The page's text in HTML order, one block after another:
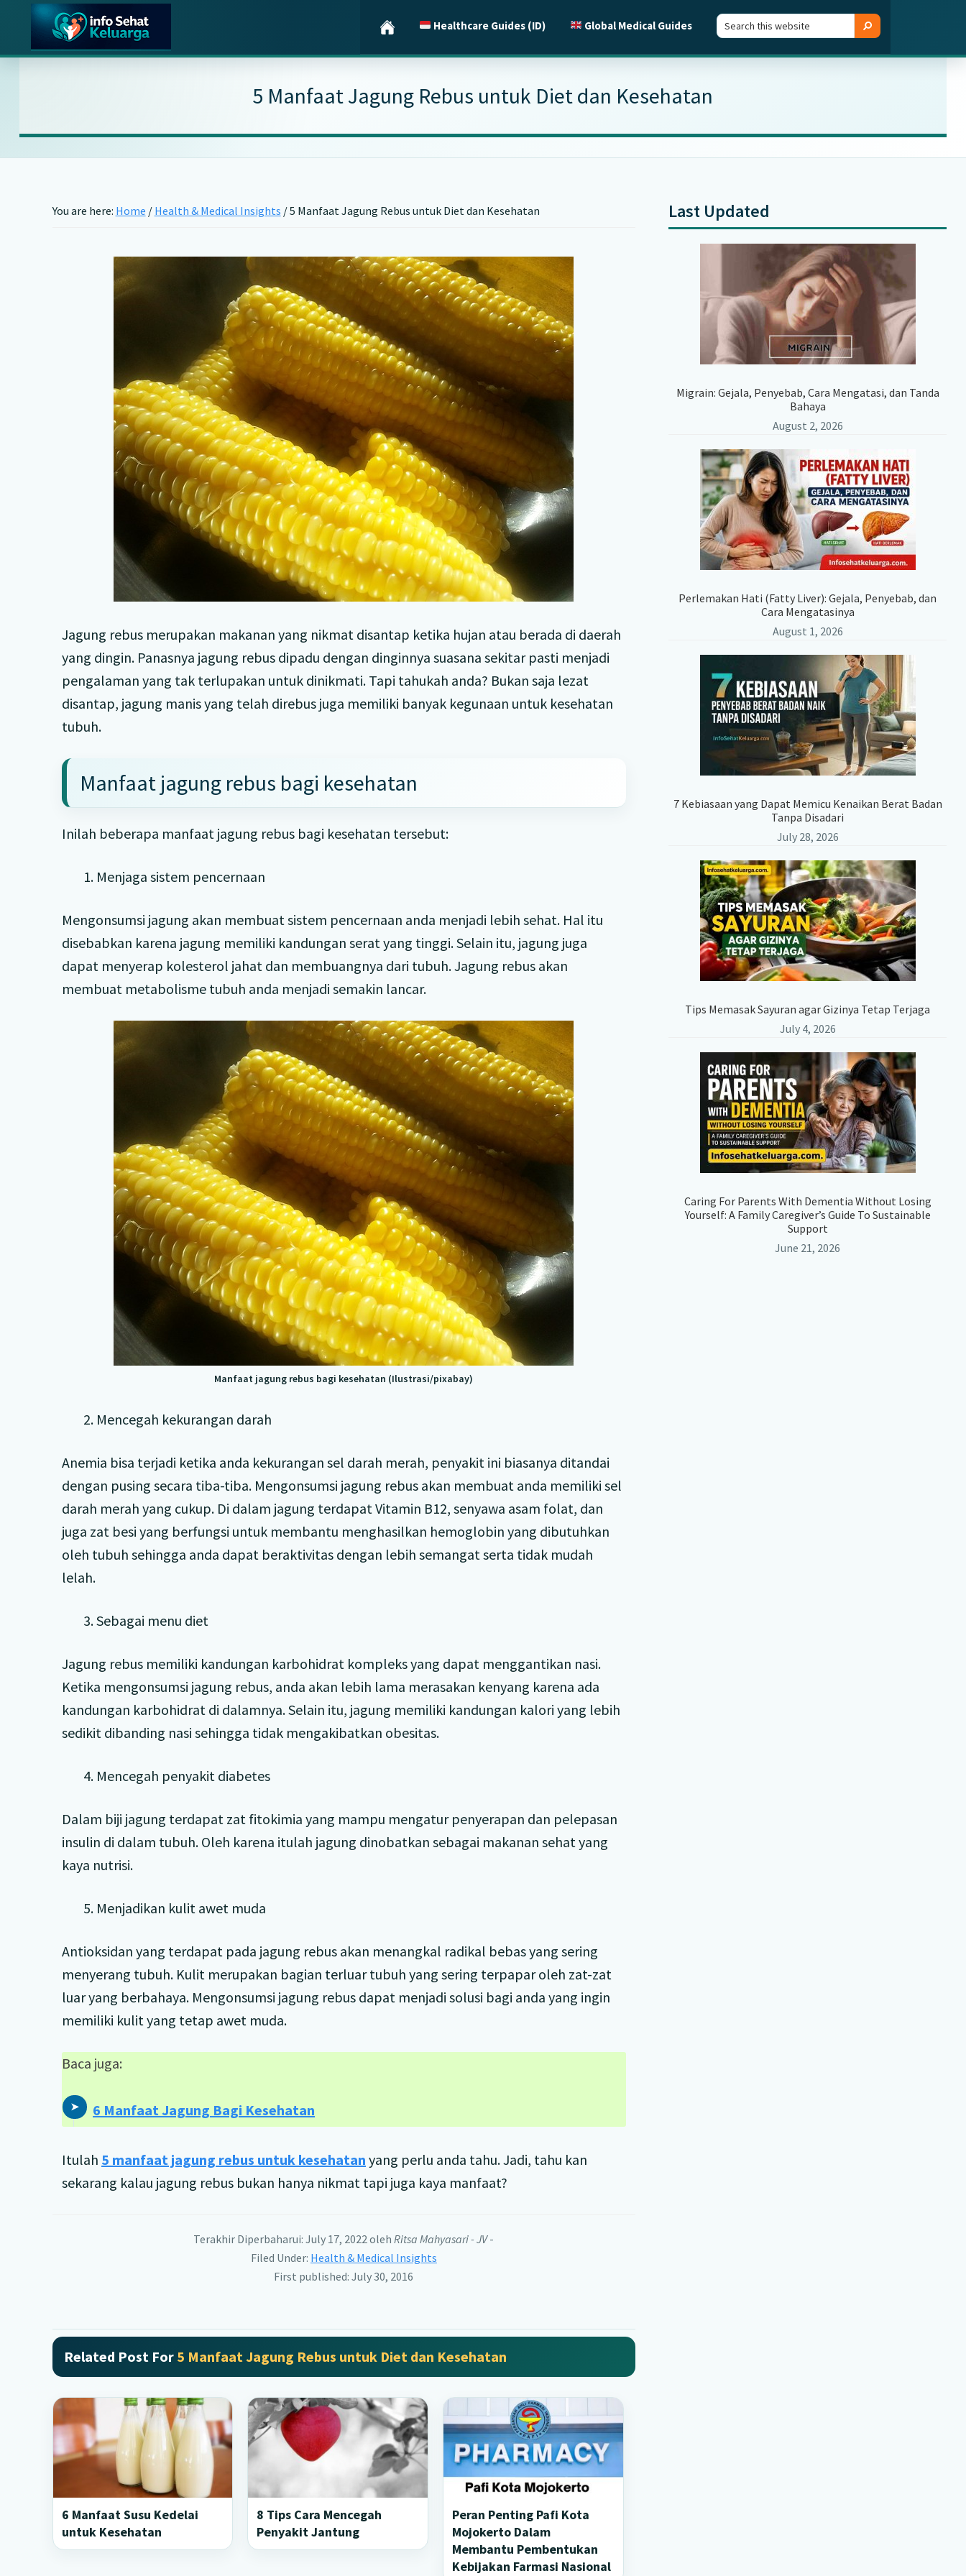
main
primary
footerInfo
Temukan
Keluarga
Terpercaya
Healthcare Guides (ID) Global Medical Guides
Search
this
Search
5 Manfaat Jagung Rebus untuk Diet dan Kesehatan
You are here: Home / Health & Medical Insights /5 Manfaat Jagung Rebus untuk Diet dan Kesehatan
Jagung rebus merupakan makanan yang nikmat disantap ketika hujan atau berada di daerah
yang dingin. Panasnya jagung rebus dipadu dengan dinginnya suasana sekitar pasti menjadi
pengalaman yang tak terlupakan untuk dinikmati. Tapi tahukah anda? Bukan saja lezat
disantap, jagung manis yang telah direbus juga memiliki banyak kegunaan untuk kesehatan
tubuh.
Manfaat jagung rebus bagi kesehatan
Inilah beberapa manfaat jagung rebus bagi kesehatan tersebut:
1. Menjaga sistem pencernaan
Mengonsumsi jagung akan membuat sistem pencernaan anda menjadi lebih sehat. Hal itu
disebabkan karena jagung memiliki kandungan serat yang tinggi. Selain itu, jagung juga
dapat menyerap kolesterol jahat dan membuangnya dari tubuh. Jagung rebus akan
membuat metabolisme tubuh anda menjadi semakin lancar.
Manfaat jagung rebus bagi kesehatan (Ilustrasi/pixabay)
2. Mencegah kekurangan darah
Anemia bisa terjadi ketika anda kekurangan sel darah merah, penyakit ini biasanya ditandai
dengan pusing secara tiba-tiba. Mengonsumsi jagung rebus akan membuat anda memiliki sel
darah merah yang cukup. Di dalam jagung terdapat Vitamin B12, senyawa asam folat, dan
juga zat besi yang berfungsi untuk membantu menghasilkan hemoglobin yang dibutuhkan
oleh tubuh sehingga anda dapat beraktivitas dengan lebih semangat serta tidak mudah
lelah.
3. Sebagai menu diet
Jagung rebus memiliki kandungan karbohidrat kompleks yang dapat menggantikan nasi.
Ketika mengonsumsi jagung rebus, anda akan lebih lama merasakan kenyang karena ada
kandungan karbohidrat di dalamnya. Selain itu, jagung memiliki kandungan kalori yang lebih
sedikit dibanding nasi sehingga tidak mengakibatkan obesitas.
4. Mencegah penyakit diabetes
Dalam biji jagung terdapat zat fitokimia yang mampu mengatur penyerapan dan pelepasan
insulin di dalam tubuh. Oleh karena itulah jagung dinobatkan sebagai makanan sehat yang
kaya nutrisi.
5. Menjadikan kulit awet muda
Antioksidan yang terdapat pada jagung rebus akan menangkal radikal bebas yang sering
menyerang tubuh. Kulit merupakan bagian terluar tubuh yang sering terpapar oleh zat-zat
luar yang berbahaya. Mengonsumsi jagung rebus dapat menjadi solusi bagi anda yang ingin
memiliki kulit yang tetap awet muda.
Baca juga:
6 Manfaat Jagung Bagi Kesehatan
Itulah 5 manfaat jagung rebus untuk kesehatan yang perlu anda tahu. Jadi, tahu kan
sekarang kalau jagung rebus bukan hanya nikmat tapi juga kaya manfaat?
Terakhir Diperbaharui: July 17, 2022 olehRitsa Mahyasari - JV-
Filed Under: Health & Medical Insights
First published: July 30, 2016
Related Post For 5 Manfaat Jagung Rebus untuk Diet dan Kesehatan
6 Manfaat Susu Kedelai
untuk Kesehatan
8 Tips Cara Mencegah
Penyakit Jantung
Peran Penting Pafi Kota
Mojokerto Dalam
Membantu Pembentukan
Kebijakan Farmasi Nasional
Primary
Sidebar
Last Updated
Migrain: Gejala, Penyebab, Cara Mengatasi, dan Tanda
Bahaya
August 2, 2026
Perlemakan Hati (Fatty Liver): Gejala, Penyebab, dan
Cara Mengatasinya
August 1, 2026
7 Kebiasaan yang Dapat Memicu Kenaikan Berat Badan
Tanpa Disadari
July 28, 2026
Tips Memasak Sayuran agar Gizinya Tetap Terjaga
July 4, 2026
Caring For Parents With Dementia Without Losing
Yourself: A Family Caregiver’s Guide To Sustainable
Support
June 21, 2026